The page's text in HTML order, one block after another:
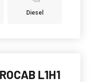
Diesel
L1H1